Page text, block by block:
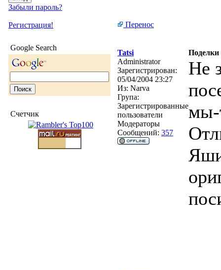
Забыли пароль?
Регистрация!
Google Search
Счетчик
Перенос
Tatsi
Поделки
Administrator
Зарегистрирован:
05/04/2004 23:27
Из: Narva
Група:
Зарегистрированные
пользователи
Модераторы
Сообщений: 357
Не
мы-